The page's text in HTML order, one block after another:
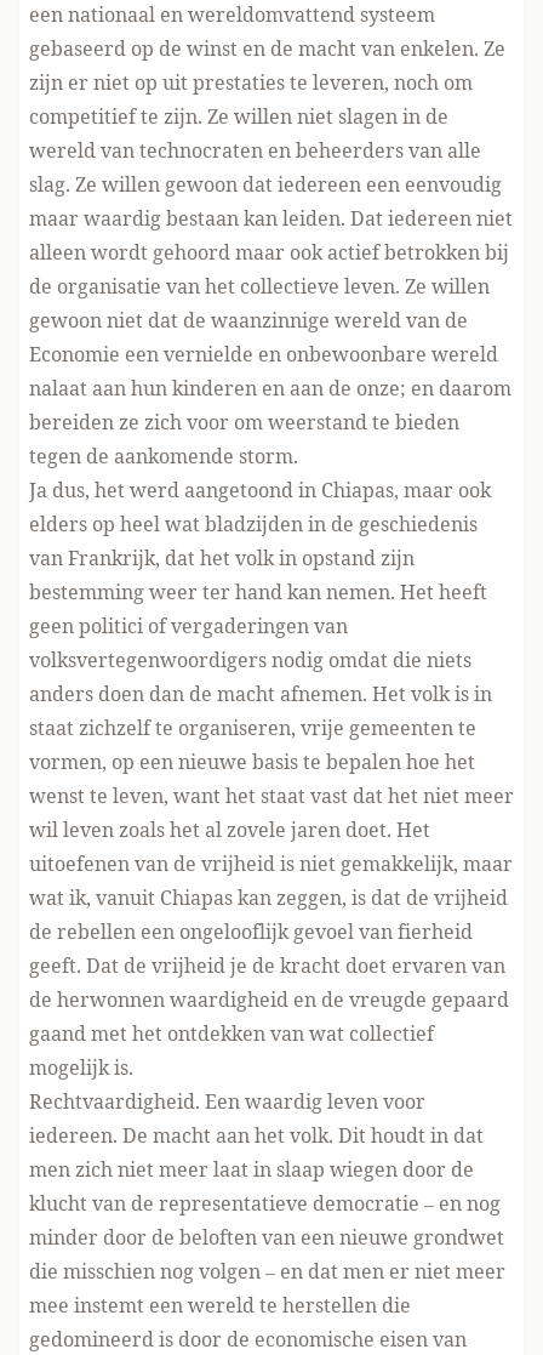
een nationaal en wereldomvattend systeem
gebaseerd op de winst en de macht van enkelen. Ze
zijn er niet op uit prestaties te leveren, noch om
competitief te zijn. Ze willen niet slagen in de
wereld van technocraten en beheerders van alle
slag. Ze willen gewoon dat iedereen een eenvoudig
maar waardig bestaan kan leiden. Dat iedereen niet
alleen wordt gehoord maar ook actief betrokken bij
de organisatie van het collectieve leven. Ze willen
gewoon niet dat de waanzinnige wereld van de
Economie een vernielde en onbewoonbare wereld
nalaat aan hun kinderen en aan de onze; en daarom
bereiden ze zich voor om weerstand te bieden
tegen de aankomende storm.
Ja dus, het werd aangetoond in Chiapas, maar ook
elders op heel wat bladzijden in de geschiedenis
van Frankrijk, dat het volk in opstand zijn
bestemming weer ter hand kan nemen. Het heeft
geen politici of vergaderingen van
volksvertegenwoordigers nodig omdat die niets
anders doen dan de macht afnemen. Het volk is in
staat zichzelf te organiseren, vrije gemeenten te
vormen, op een nieuwe basis te bepalen hoe het
wenst te leven, want het staat vast dat het niet meer
wil leven zoals het al zovele jaren doet. Het
uitoefenen van de vrijheid is niet gemakkelijk, maar
wat ik, vanuit Chiapas kan zeggen, is dat de vrijheid
de rebellen een ongelooflijk gevoel van fierheid
geeft. Dat de vrijheid je de kracht doet ervaren van
de herwonnen waardigheid en de vreugde gepaard
gaand met het ontdekken van wat collectief
mogelijk is.
Rechtvaardigheid. Een waardig leven voor
iedereen. De macht aan het volk. Dit houdt in dat
men zich niet meer laat in slaap wiegen door de
klucht van de representatieve democratie – en nog
minder door de beloften van een nieuwe grondwet
die misschien nog volgen – en dat men er niet meer
mee instemt een wereld te herstellen die
gedomineerd is door de economische eisen van